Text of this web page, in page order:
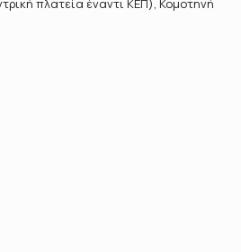
πλατεία έναντι ΚΕΠ), Κομοτηνή